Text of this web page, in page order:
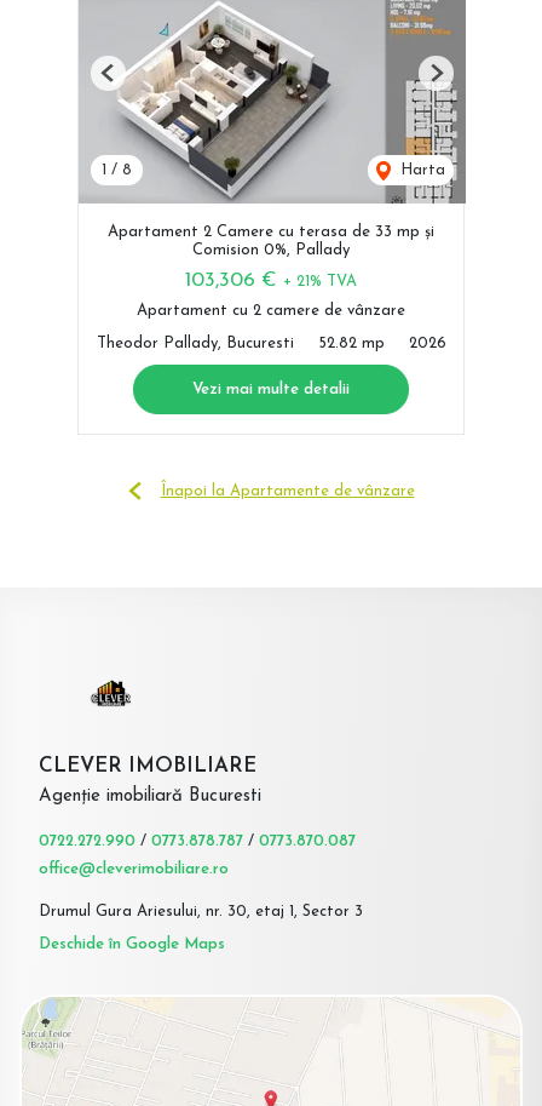
1 / 8 Harta
Previous Next
Apartament 2 Camere cu terasa de 33 mp și
Comision 0%, Pallady
103,306 € + 21% TVA
Apartament cu 2 camere de vânzare
Theodor Pallady, Bucuresti 52.82 mp 2026
Vezi mai multe detalii
Înapoi la Apartamente de vânzare
CLEVER IMOBILIARE
Agenție imobiliară Bucuresti
0722.272.990 / 0773.878.787 / 0773.870.087
office@cleverimobiliare.ro
Drumul Gura Ariesului, nr. 30, etaj 1, Sector 3
Deschide în Google Maps